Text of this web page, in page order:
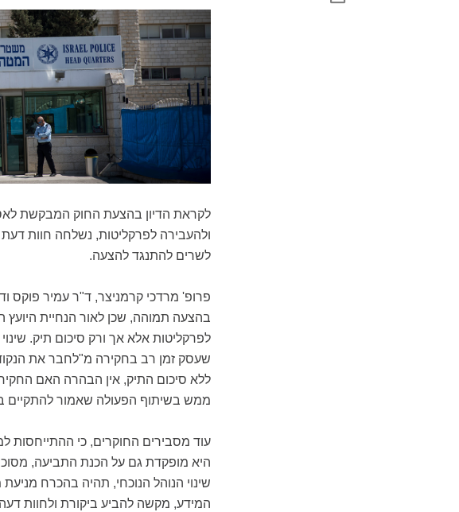
לקראת הדיון בהצעת החוק המבקשת
ולהעבירה לפרקליטות, נשלחה חוות
לשרים להתנגד להצעה.
פרופ' מרדכי קרמניצר, ד"ר עמיר פוקס
בהצעה תמוהה, שכן לאור הנחיית
לפרקליטות אלא אך ורק סיכום תיק.
שעסק זמן רב בחקירה מ"לחבר את
ללא סיכום התיק, אין הבהרה האם
ממש בשיתוף הפעולה שאמור
היא מופקדת גם על הכנת התביעה,
שינוי הנוהל הנוכחי, תהיה בהכרח
המידע, מקשה להביע ביקורת ולחוות